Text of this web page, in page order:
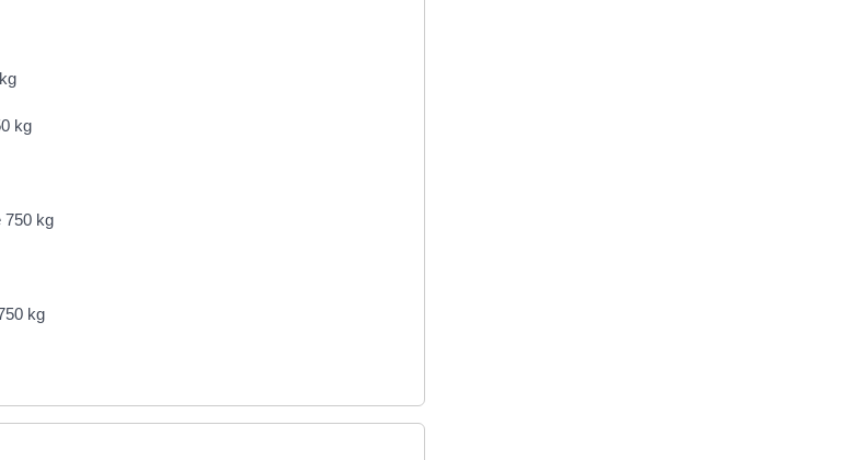
kg
750 kg
kg